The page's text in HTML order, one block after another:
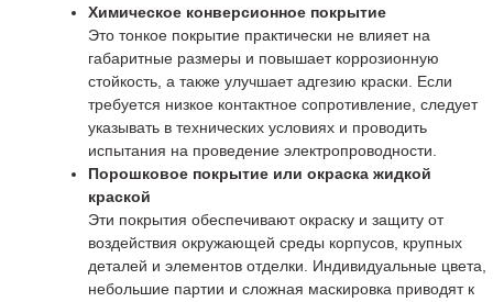
Химическое конверсионное покрытие
Это тонкое покрытие практически не влияет на
габаритные размеры и повышает коррозионную
стойкость, а также улучшает адгезию краски. Если
требуется низкое контактное сопротивление, следует
указывать в технических условиях и проводить
испытания на проведение электропроводности.
Порошковое покрытие или окраска жидкой
краской
Эти покрытия обеспечивают окраску и защиту от
воздействия окружающей среды корпусов, крупных
деталей и элементов отделки. Индивидуальные цвета,
небольшие партии и сложная маскировка приводят к